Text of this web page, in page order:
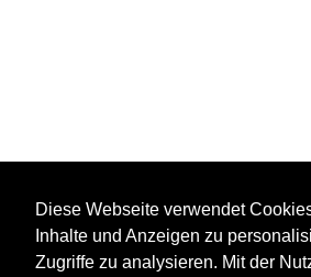
Diese Webseite verwendet
Inhalte und Anzeigen zu
Zugriffe zu analysieren. Mit der